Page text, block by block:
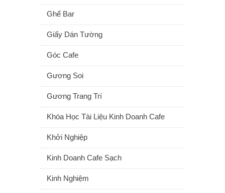
Ghế Bar
Giấy Dán Tường
Góc Cafe
Gương Soi
Gương Trang Trí
Khóa Học Tài Liệu Kinh Doanh Cafe
Khởi Nghiệp
Kinh Doanh Cafe Sạch
Kinh Nghiệm